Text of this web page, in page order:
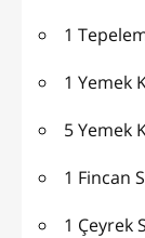
1
1 Yemek
5 Yemek
1 Fincan
1 Çeyrek